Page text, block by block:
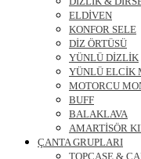
ELDİVEN
KONFOR SELE
DİZ ÖRTÜSÜ
YÜNLÜ DİZLİK
YÜNLÜ ELCİK
MOTORCU
BUFF
BALAKLAVA
AMARTİSÖR
ÇANTA GRUPLARI
TOPCASE &